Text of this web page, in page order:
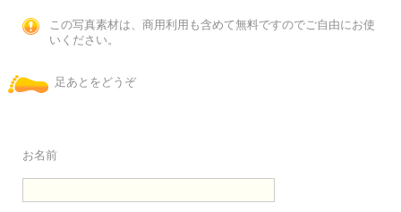
この写真素材は、商用利用も含めて無料ですのでご自由にお使
いください。
足あとをどうぞ
お名前